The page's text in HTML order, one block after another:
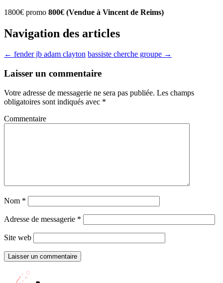
1800€ promo 800€ (Vendue à Vincent de Reims)
Navigation des articles
← fender jb adam clayton bassiste cherche groupe →
Laisser un commentaire
Votre adresse de messagerie ne sera pas publiée. Les champs
obligatoires sont indiqués avec *
Commentaire
Nom *
Adresse de messagerie *
Site web